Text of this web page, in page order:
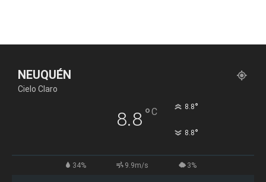
NEUQUÉN
Cielo Claro
8.8°C 8.8°
8.8°
34% 9.9m/s 3%